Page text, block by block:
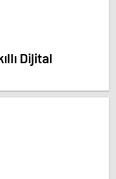
Dijital